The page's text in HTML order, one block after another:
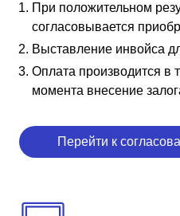
При положительном
согласовывается
Выставление инвойса
Оплата производится в
момента внесение
Перейти к